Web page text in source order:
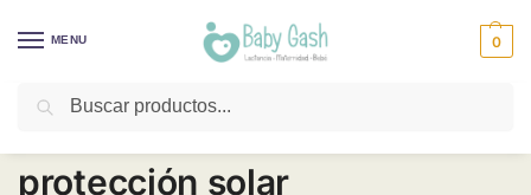
MENU 0
¡Descuentos todos los días! ⚡ Baby Gash
protección solar